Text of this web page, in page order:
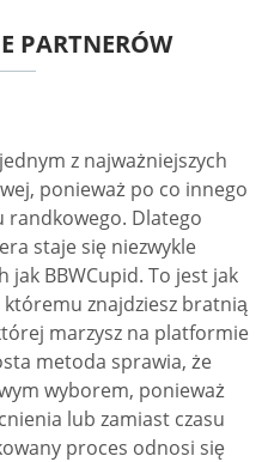
PARTNERÓW
z najważniejszych
ponieważ po co innego
randkowego. Dlatego
staje się niezwykle
BBWCupid. To jest jak
znajdziesz bratnią
marzysz na platformie
metoda sprawia, że
wyborem, ponieważ
lub zamiast czasu
proces odnosi się